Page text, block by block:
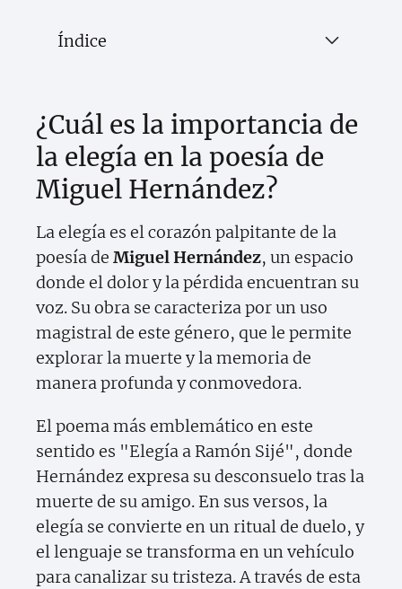
Índice
¿Cuál es la importancia de
la elegía en la poesía de
Miguel Hernández?
La elegía es el corazón palpitante de la
poesía de Miguel Hernández, un espacio
donde el dolor y la pérdida encuentran su
voz. Su obra se caracteriza por un uso
magistral de este género, que le permite
explorar la muerte y la memoria de
manera profunda y conmovedora.
El poema más emblemático en este
sentido es "Elegía a Ramón Sijé", donde
Hernández expresa su desconsuelo tras la
muerte de su amigo. En sus versos, la
elegía se convierte en un ritual de duelo, y
el lenguaje se transforma en un vehículo
para canalizar su tristeza. A través de esta